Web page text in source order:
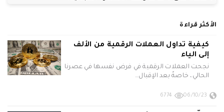
الأكثر قراءة
كيفية تداول العملات الرقمية من الألف
إلى الياء
نجحت العملات الرقمية في فرض نفسها في عصرنا
الحالي، خاصةً بعد الإقبال…
06/10/23
6774